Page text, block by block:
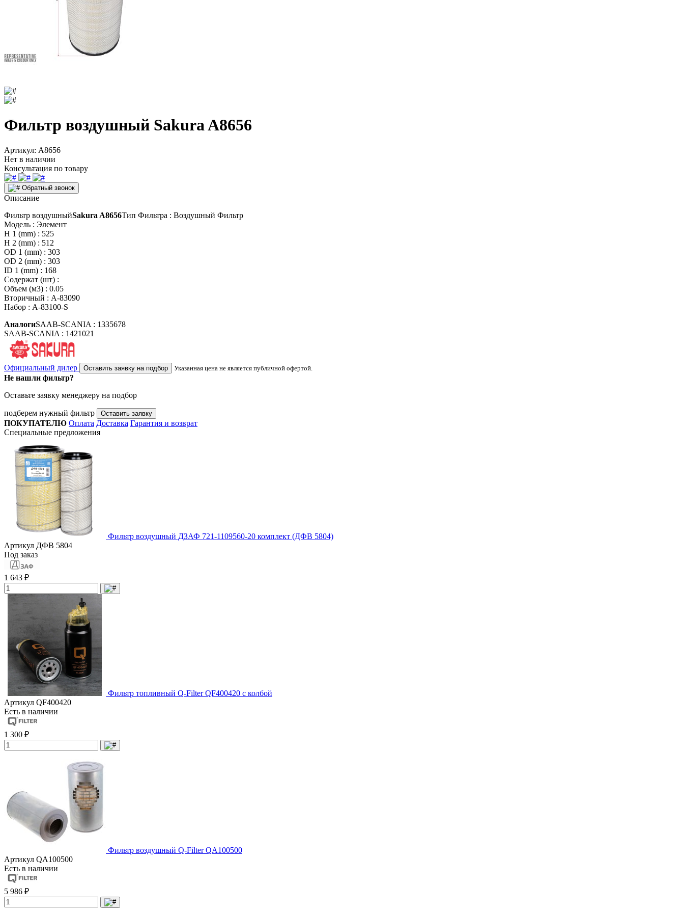
Фильтр воздушный Sakura A8656
Артикул: A8656
Нет в наличии
Консультация по товару
Обратный звонок
Описание
Фильтр воздушныйSakura A8656Тип Фильтра : Воздушный Фильтр
Модель : Элемент
H 1 (mm) : 525
H 2 (mm) : 512
OD 1 (mm) : 303
OD 2 (mm) : 303
ID 1 (mm) : 168
Содержат (шт) :
Объем (м3) : 0.05
Вторичный : A-83090
Набор : A-83100-S
АналогиSAAB-SCANIA : 1335678
SAAB-SCANIA : 1421021
Официальный дилер Оставить заявку на подбор Указанная цена не является публичной офертой.
Не нашли фильтр?
Оставьте заявку менеджеру на подбор
подберем нужный фильтр Оставить заявку
ПОКУПАТЕЛЮ Оплата Доставка Гарантия и возврат
Специальные предложения
Фильтр воздушный ДЗАФ 721-1109560-20 комплект (ДФВ 5804)
Артикул ДФВ 5804
Под заказ
1 643 ₽
Фильтр топливный Q-Filter QF400420 с колбой
Артикул QF400420
Есть в наличии
1 300 ₽
Фильтр воздушный Q-Filter QA100500
Артикул QA100500
Есть в наличии
5 986 ₽